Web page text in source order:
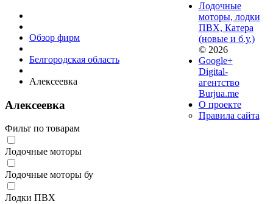
Обзор фирм
Белгородская область
Алексеевка
Алексеевка
Фильт по товарам
Лодочные моторы
Лодочные моторы бу
Лодки ПВХ
Лодочные
моторы, лодки
ПВХ, Катера
(новые и б.у.)
© 2026
Google+
Digital-
агентство
Burjua.me
О проекте
Правила сайта